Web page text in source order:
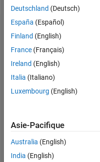
Statistiques
CONTRIBUTIONS 10
-2
-1
1
3
4
5
6
7
8
14 12
-4
Deutschland (Deutsch)
España (Español)
Finland (English)
France (Français)
Ireland (English)
Italia (Italiano)
Luxembourg (English)
Asie-Pacifique
Australia (English)
India (English)